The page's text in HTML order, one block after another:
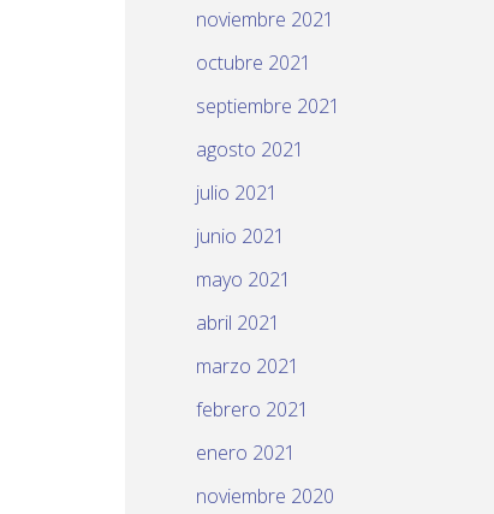
noviembre 2021
octubre 2021
septiembre 2021
agosto 2021
julio 2021
junio 2021
mayo 2021
abril 2021
marzo 2021
febrero 2021
enero 2021
noviembre 2020